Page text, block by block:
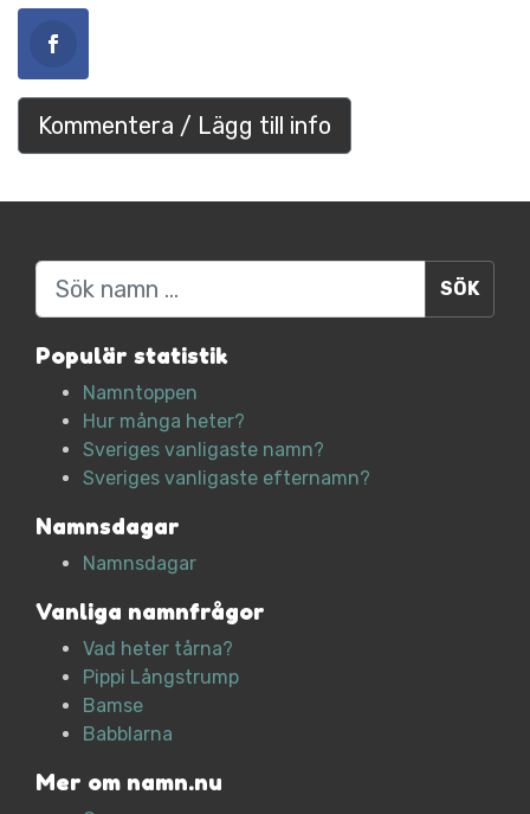
Kommentera / Lägg till info
Sök
Populär statistik
Namntoppen
Hur många heter?
Sveriges vanligaste namn?
Sveriges vanligaste efternamn?
Namnsdagar
Namnsdagar
Vanliga namnfrågor
Vad heter tårna?
Pippi Långstrump
Bamse
Babblarna
Mer om namn.nu